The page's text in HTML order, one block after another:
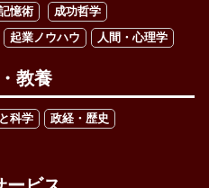
憶術
成功哲学
起業ノウハウ 人間・心理学
教養
科学
政経・歴史